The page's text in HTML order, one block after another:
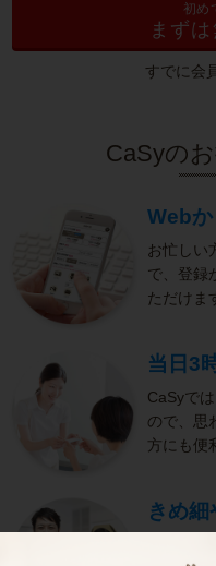
初め
まず
すでに会
CaSyの
Web
お忙しい
で、登録
ただけま
当日3
CaSyで
ので、思
方にも便
きめ